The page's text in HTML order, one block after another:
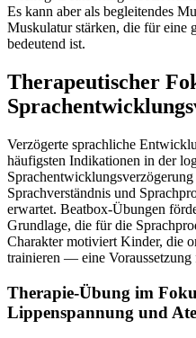
Es kann aber als begleitendes
Muskulatur stärken, die für eine
bedeutend ist.
Therapeutischer
Verzögerte sprachliche
häufigsten Indikationen in der
Sprachverständnis und
erwartet. Beatbox-Übungen
Grundlage, die für die
Charakter motiviert Kinder, die
trainieren — eine
Therapie-Übung im
Lippenspannung und